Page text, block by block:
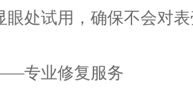
处试用，确保不会对表
专业修复服务